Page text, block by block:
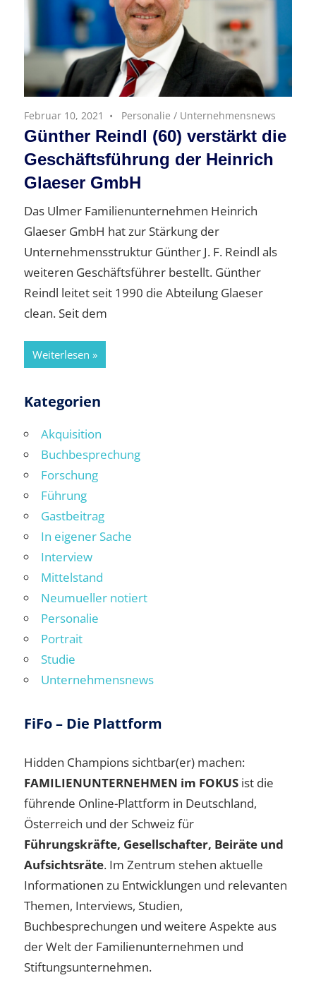
Februar 10, 2021 Personalie / Unternehmensnews
Günther Reindl (60) verstärkt die
Geschäftsführung der Heinrich
Glaeser GmbH
Das Ulmer Familienunternehmen Heinrich
Glaeser GmbH hat zur Stärkung der
Unternehmensstruktur Günther J. F. Reindl als
weiteren Geschäftsführer bestellt. Günther
Reindl leitet seit 1990 die Abteilung Glaeser
clean. Seit dem
Weiterlesen
Kategorien
Akquisition
Buchbesprechung
Forschung
Führung
Gastbeitrag
In eigener Sache
Interview
Mittelstand
Neumueller notiert
Personalie
Portrait
Studie
Unternehmensnews
FiFo – Die Plattform
Hidden Champions sichtbar(er) machen:
FAMILIENUNTERNEHMEN im FOKUS ist die
führende Online-Plattform in Deutschland,
Österreich und der Schweiz für
Führungskräfte, Gesellschafter, Beiräte und
Aufsichtsräte. Im Zentrum stehen aktuelle
Informationen zu Entwicklungen und relevanten
Themen, Interviews, Studien,
Buchbesprechungen und weitere Aspekte aus
der Welt der Familienunternehmen und
Stiftungsunternehmen.